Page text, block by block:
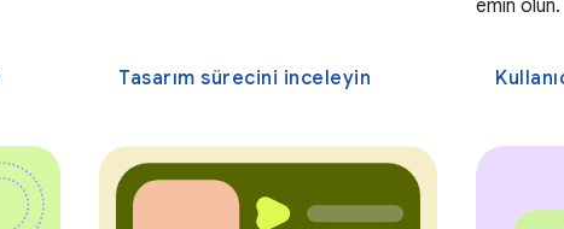
Tasarım sürecini inceleyin
emin olun.
Kullanıcı